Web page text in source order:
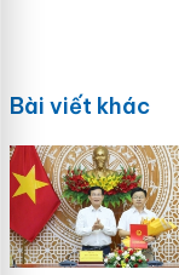
Bài viết khác